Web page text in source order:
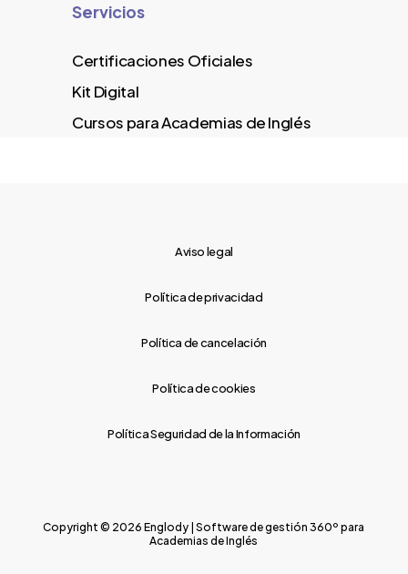
Servicios
Certificaciones Oficiales
Kit Digital
Cursos para Academias de Inglés
Copyright © 2026 Englody | Software de gestión 360º para
Academias de Inglés
Aviso legal
Política de privacidad
Política de cancelación
Política de cookies
Política Seguridad de la Información